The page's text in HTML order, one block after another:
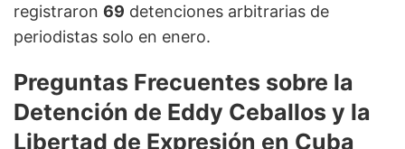
registraron 69 detenciones arbitrarias de
periodistas solo en enero.
Preguntas Frecuentes sobre la
Detención de Eddy Ceballos y la
Libertad de Expresión en Cuba